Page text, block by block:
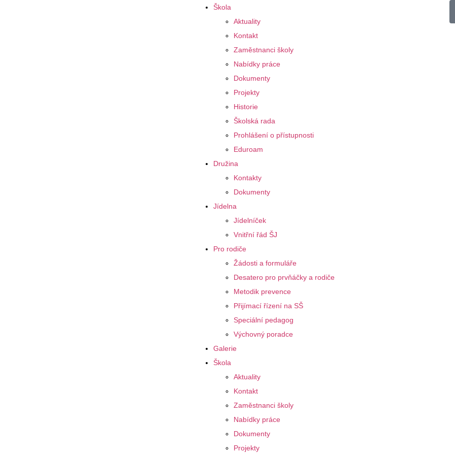
Škola
Aktuality
Kontakt
Zaměstnanci školy
Nabídky práce
Dokumenty
Projekty
Historie
Školská rada
Prohlášení o přístupnosti
Eduroam
Družina
Kontakty
Dokumenty
Jídelna
Jídelníček
Vnitřní řád ŠJ
Pro rodiče
Žádosti a formuláře
Desatero pro prvňáčky a rodiče
Metodik prevence
Přijímací řízení na SŠ
Speciální pedagog
Výchovný poradce
Galerie
Škola
Aktuality
Kontakt
Zaměstnanci školy
Nabídky práce
Dokumenty
Projekty